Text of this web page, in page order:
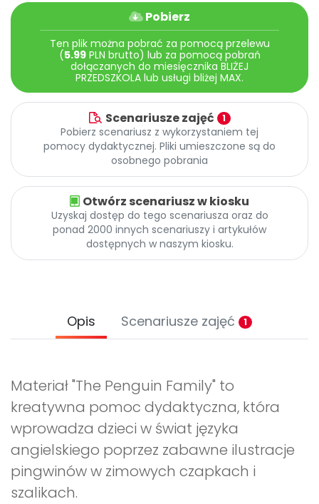
Pobierz
Ten plik można pobrać za pomocą przelewu
(5.99PLN brutto) lub za pomocą pobrań
dołączanych do miesięcznika BLIŻEJ
PRZEDSZKOLA lub usługi bliżej MAX.
Scenariusze zajęć 1
Pobierz scenariusz z wykorzystaniem tej
pomocy dydaktycznej. Pliki umieszczone są do
osobnego pobrania
Otwórz scenariusz w kiosku
Uzyskaj dostęp do tego scenariusza oraz do
ponad 2000 innych scenariuszy i artykułów
dostępnych w naszym kiosku.
Opis Scenariusze zajęć 1
Materiał "The Penguin Family" to
kreatywna pomoc dydaktyczna, która
wprowadza dzieci w świat języka
angielskiego poprzez zabawne ilustracje
pingwinów w zimowych czapkach i
szalikach.